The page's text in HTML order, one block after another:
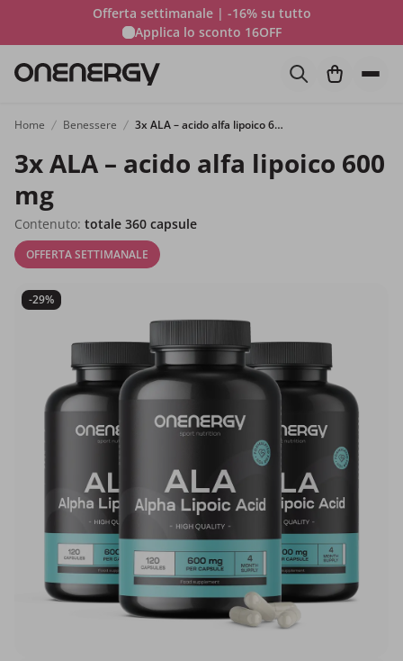
Offerta settimanale | -16% su tutto
Applica lo sconto 16OFF
Home Benessere 3x ALA – acido alfa lipoico 600 mg
3x ALA – acido alfa lipoico 600
mg
Contenuto: totale 360 capsule
OFFERTA SETTIMANALE
-29%